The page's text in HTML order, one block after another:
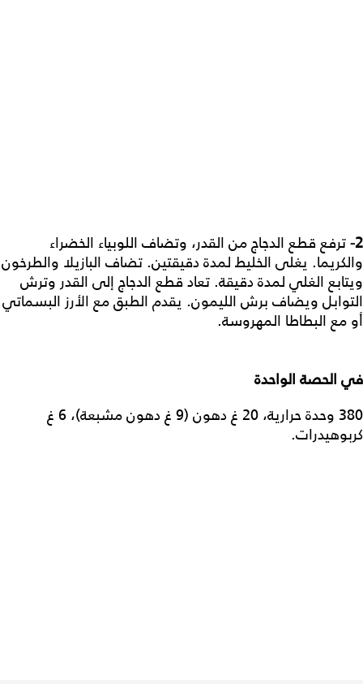
2- ترفع قطع الدجاج من القدر، وتضاف اللوبياء الخضراء
والكريما. يغلى الخليط لمدة دقيقتين. تضاف البازيلا والطرخون
ويتابع الغلي لمدة دقيقة. تعاد قطع الدجاج إلى القدر وترش
التوابل ويضاف برش الليمون. يقدم الطبق مع الأرز البسماتي
أو مع البطاطا المهروسة.
في الحصة الواحدة
380 وحدة حرارية، 20 غ دهون (9 غ دهون مشبعة)، 6 غ
كربوهيدرات.